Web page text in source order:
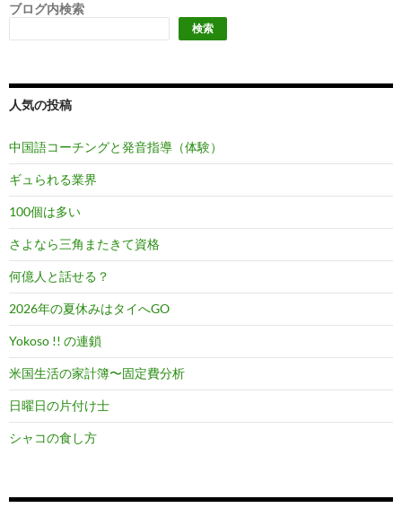
ブログ内検索
検索
人気の投稿
中国語コーチングと発音指導（体験）
ギュられる業界
100個は多い
さよなら三角またきて資格
何億人と話せる？
2026年の夏休みはタイへGO
Yokoso !! の連鎖
米国生活の家計簿〜固定費分析
日曜日の片付け士
シャコの食し方